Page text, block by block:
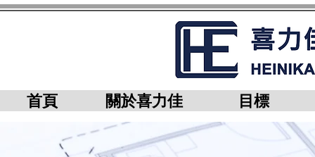
首頁 關於喜力佳 目標